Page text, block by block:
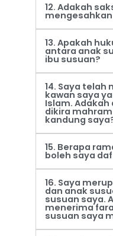
12. Adakah
13. Apakah
antara anak
ibu susuan?
14. Saya telah
kawan saya
Islam.
dikira
kandung
15. Berapa
boleh saya
16. Saya
dan anak
susuan saya.
menerima
susuan saya